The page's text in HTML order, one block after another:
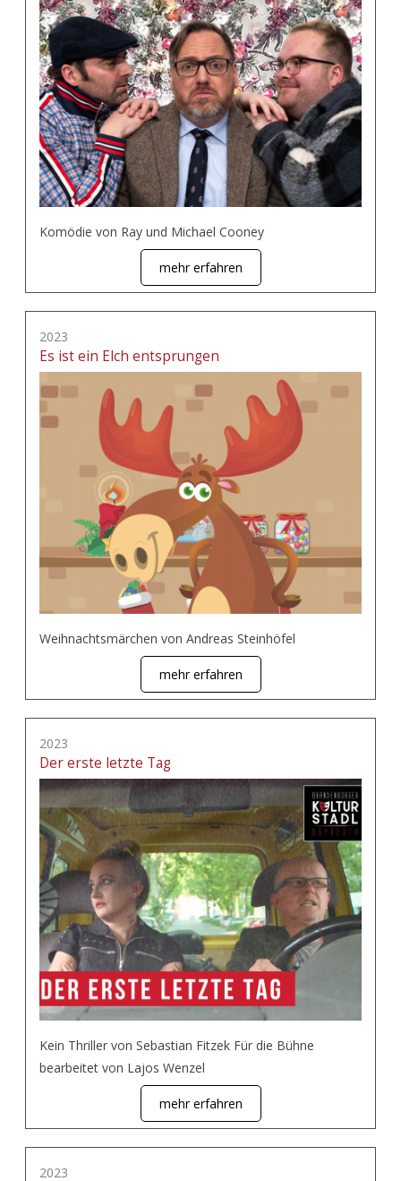
Komödie von Ray und Michael Cooney
mehr erfahren
2023
Es ist ein Elch entsprungen
Weihnachtsmärchen von Andreas Steinhöfel
mehr erfahren
2023
Der erste letzte Tag
Kein Thriller von Sebastian Fitzek Für die Bühne
bearbeitet von Lajos Wenzel
mehr erfahren
2023